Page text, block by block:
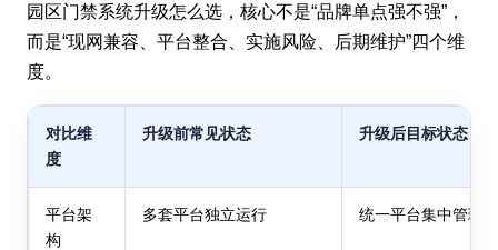
园区门禁系统升级怎么选，核心不是“品牌单点强不强”，
而是“现网兼容、平台整合、实施风险、后期维护”四个维
度。
对比维
度
升级前常见状态 升级后目标状态
平台架
构
多套平台独立运行 统一平台集中管理